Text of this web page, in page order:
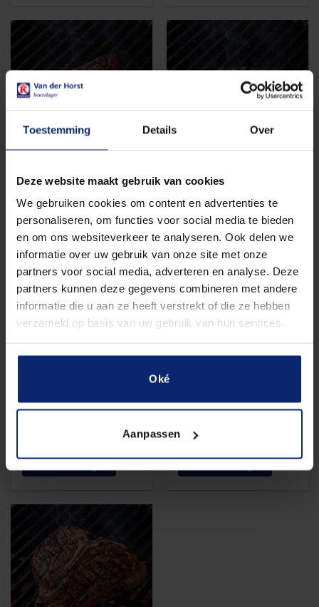
Toestemming Details Over
Deze website maakt gebruik van cookies
We gebruiken cookies om content en advertenties te
personaliseren, om functies voor social media te bieden
en om ons websiteverkeer te analyseren. Ook delen we
informatie over uw gebruik van onze site met onze
partners voor social media, adverteren en analyse. Deze
partners kunnen deze gegevens combineren met andere
informatie die u aan ze heeft verstrekt of die ze hebben
verzameld op basis van uw gebruik van hun services.
Oké
Aanpassen
Pepersteak
barbecue
€3,35
Runderhamburger
vers barbecue
€1,80
2,98